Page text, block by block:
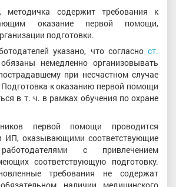
методичка содержит требования к
оказание первой помощи,
подготовки.
указано, что согласно ст.
немедленно организовывать
при несчастном случае
к оказанию первой помощи
в т. ч. в рамках обучения по охране
первой помощи проводится
ИП, оказывающими соответствующие
с привлечением
соответствующую подготовку.
требования не содержат
наличии медицинского